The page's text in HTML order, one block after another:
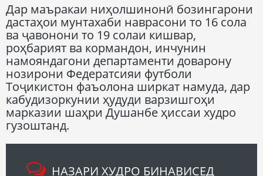
Дар маъракаи ниҳолшинонӣ бозингарони
дастаҳои мунтахаби наврасони то 16 сола
ва ҷавонони то 19 солаи кишвар,
роҳбарият ва кормандон, инчунин
намояндагони департаменти доварону
нозирони Федератсияи футболи
Тоҷикистон фаъолона ширкат намуда, дар
кабудизоркунии ҳудуди варзишгоҳи
марказии шаҳри Душанбе ҳиссаи худро
гузоштанд.
НАЗАРИ ХУДРО БИНАВИСЕД